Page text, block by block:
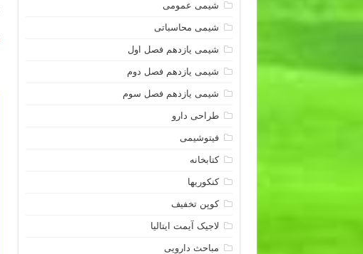
شیمی عمومی
شیمی محاسباتی
شیمی یازدهم فصل اول
شیمی یازدهم فصل دوم
شیمی یازدهم فصل سوم
طراحی دارو
فیتوشیمی
کتابخانه
کنکوریها
کوپن تخفیف
لاجیک آیمت ایتالیا
مباحث دارویی